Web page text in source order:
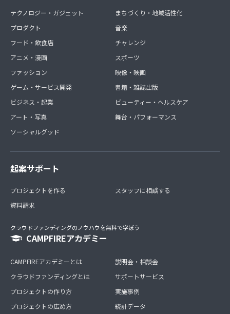
テクノロジー・ガジェット
プロダクト
フード・飲食店
アニメ・漫画
ファッション
ゲーム・サービス開発
ビジネス・起業
アート・写真
ソーシャルグッド
まちづくり・地域活性化
音楽
チャレンジ
スポーツ
映像・映画
書籍・雑誌出版
ビューティー・ヘルスケア
舞台・パフォーマンス
起案サポート
プロジェクトを作る
資料請求
スタッフに相談する
クラウドファンディングのノウハウを無料で学ぼう
CAMPFIREアカデミー
CAMPFIREアカデミーとは
クラウドファンディングとは
プロジェクトの作り方
プロジェクトの広め方
説明会・相談会
サポートサービス
実施事例
統計データ